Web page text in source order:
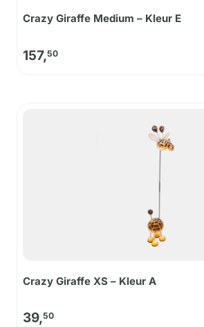
Crazy Giraffe Medium – Kleur E
157,50
Crazy Giraffe XS – Kleur A
39,50